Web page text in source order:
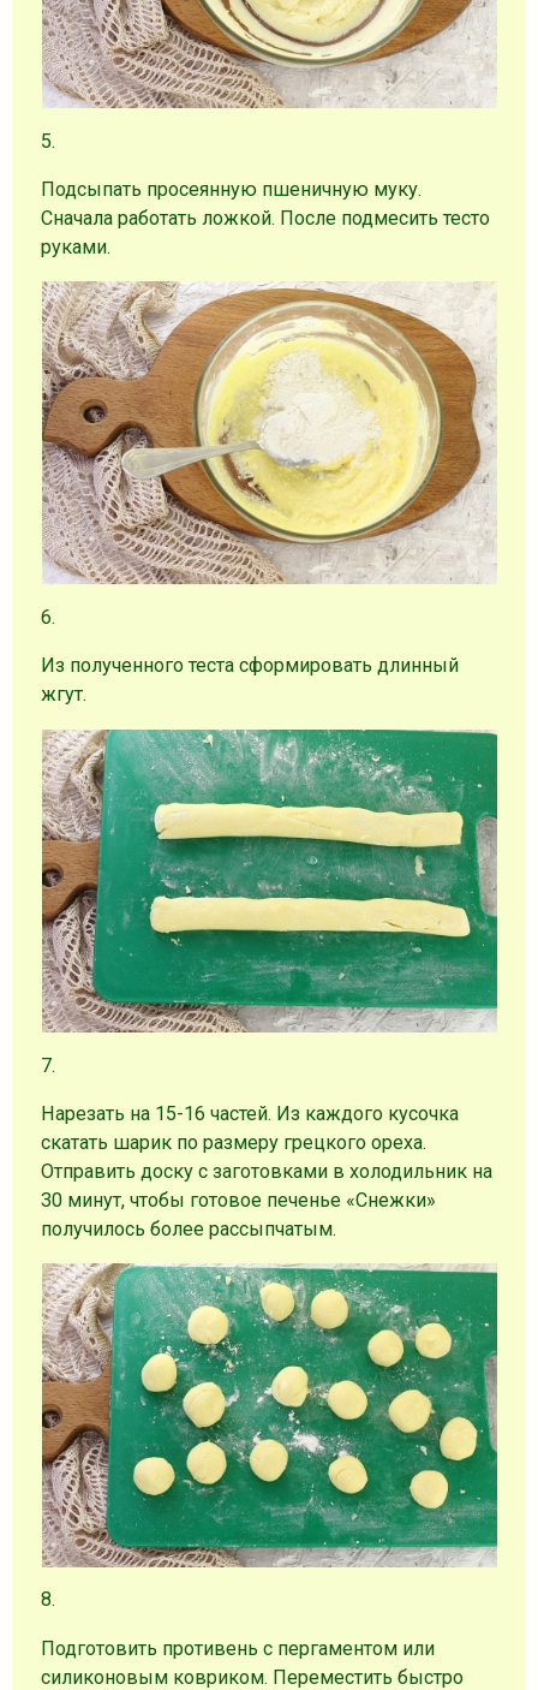
5.
Подсыпать просеянную пшеничную муку.
Сначала работать ложкой. После подмесить тесто
руками.
6.
Из полученного теста сформировать длинный
жгут.
7.
Нарезать на 15-16 частей. Из каждого кусочка
скатать шарик по размеру грецкого ореха.
Отправить доску с заготовками в холодильник на
30 минут, чтобы готовое печенье «Снежки»
получилось более рассыпчатым.
8.
Подготовить противень с пергаментом или
силиконовым ковриком. Переместить быстро